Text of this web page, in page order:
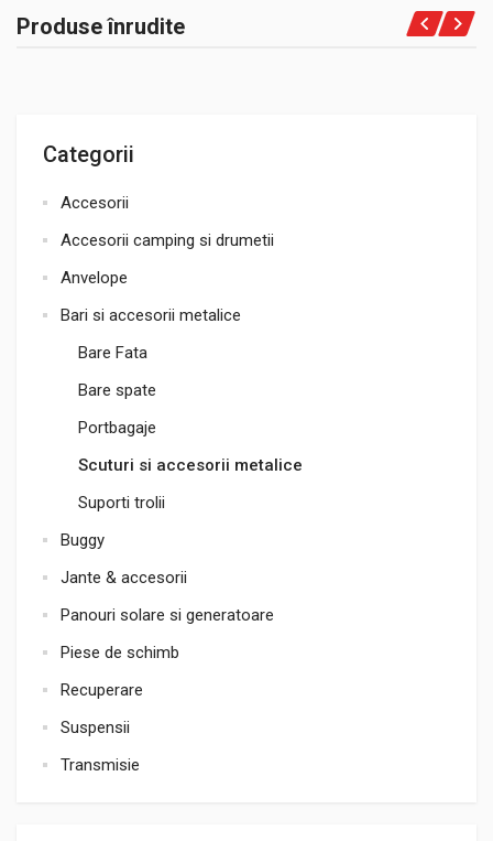
Categorii
Accesorii
Accesorii camping si drumetii
Anvelope
Bari si accesorii metalice
Bare Fata
Bare spate
Portbagaje
Scuturi si accesorii metalice
Suporti trolii
Buggy
Jante & accesorii
Panouri solare si generatoare
Piese de schimb
Recuperare
Suspensii
Transmisie
Produse înrudite